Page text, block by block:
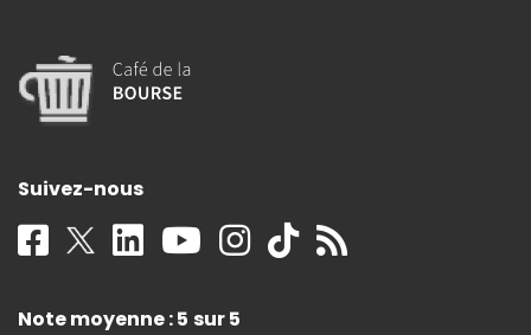
Suivez-nous
Note moyenne : 5 sur 5